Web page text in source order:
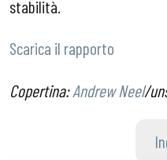
stabilità.
Scarica il rapporto
Copertina:Andrew Neel/